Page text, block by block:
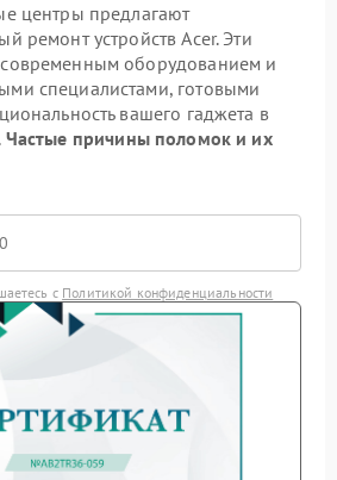
центры предлагают
ремонт устройств Acer. Эти
оборудованием и
специалистами, готовыми
вашего гаджета в
Частые причины поломок и их
с Политикой конфиденциальности